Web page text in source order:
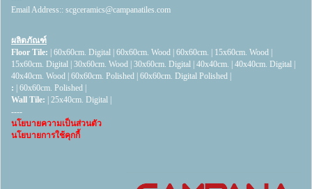
Email Address:: scgceramics@campanatiles.com
ผลิตภัณฑ์
Floor Tile:
60x60cm. Digital 60x60cm. Wood 60x60cm. 15x60cm. Wood
15x60cm. Digital 30x60cm. Wood 30x60cm. Digital 40x40cm. 40x40cm. Digital
40x40cm. Wood 60x60cm. Polished 60x60cm. Digital Polished
:
60x60cm. Polished
Wall Tile:
25x40cm. Digital
----
นโยบายความเป็นส่วนตัว
นโยบายการใช้คุกกี้